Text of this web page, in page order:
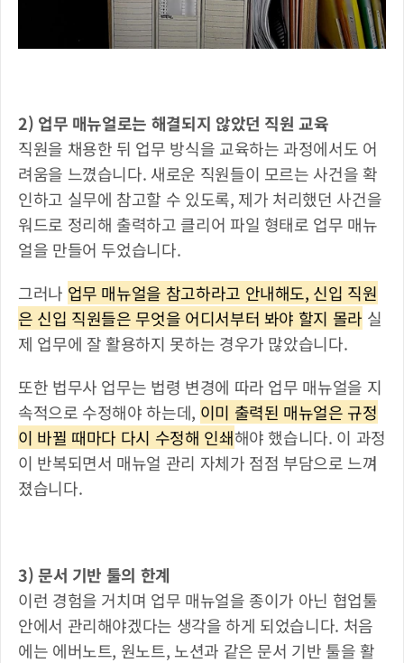
2) 업무 매뉴얼로는 해결되지 않았던 직원 교육
직원을 채용한 뒤 업무 방식을 교육하는 과정에서도 어
려움을 느꼈습니다. 새로운 직원들이 모르는 사건을 확
인하고 실무에 참고할 수 있도록, 제가 처리했던 사건을
워드로 정리해 출력하고 클리어 파일 형태로 업무 매뉴
얼을 만들어 두었습니다.
그러나 업무 매뉴얼을 참고하라고 안내해도, 신입 직원
은 신입 직원들은 무엇을 어디서부터 봐야 할지 몰라 실
제 업무에 잘 활용하지 못하는 경우가 많았습니다.
또한 법무사 업무는 법령 변경에 따라 업무 매뉴얼을 지
속적으로 수정해야 하는데, 이미 출력된 매뉴얼은 규정
이 바뀔 때마다 다시 수정해 인쇄해야 했습니다. 이 과정
이 반복되면서 매뉴얼 관리 자체가 점점 부담으로 느껴
졌습니다.
3) 문서 기반 툴의 한계
이런 경험을 거치며 업무 매뉴얼을 종이가 아닌 협업툴
안에서 관리해야겠다는 생각을 하게 되었습니다. 처음
에는 에버노트, 원노트, 노션과 같은 문서 기반 툴을 활